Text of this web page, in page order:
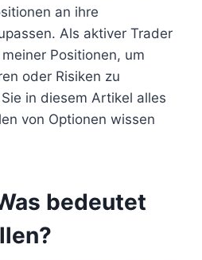
an ihre
Als aktiver Trader
Positionen, um
oder Risiken zu
in diesem Artikel alles
von Optionen wissen
bedeutet